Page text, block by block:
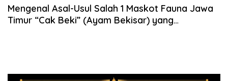
Mengenal Asal-Usul Salah 1 Maskot Fauna Jawa
Timur “Cak Beki” (Ayam Bekisar) yang